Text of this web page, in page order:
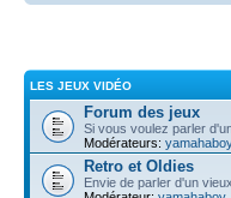
LES JEUX VIDÉO
Forum des jeux
Si vous voulez parler
Modérateurs:
Retro et Oldies
Envie de parler d'un